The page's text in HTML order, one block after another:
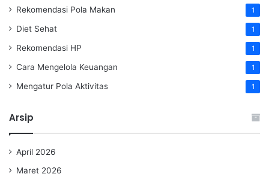
Rekomendasi Pola Makan 1
Diet Sehat 1
Rekomendasi HP 1
Cara Mengelola Keuangan 1
Mengatur Pola Aktivitas 1
Arsip
April 2026
Maret 2026